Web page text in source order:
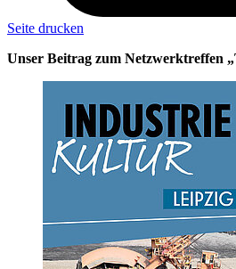
Seite drucken
Unser Beitrag zum Netzwerktreffen